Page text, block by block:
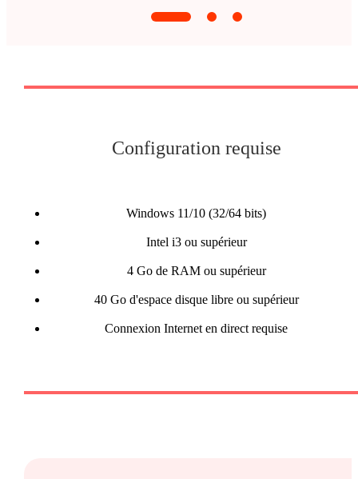
Configuration requise
Windows 11/10 (32/64 bits)
Intel i3 ou supérieur
4 Go de RAM ou supérieur
40 Go d'espace disque libre ou supérieur
Connexion Internet en direct requise